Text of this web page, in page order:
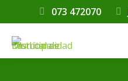
073 472070